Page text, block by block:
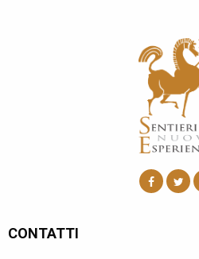
CONTATTI